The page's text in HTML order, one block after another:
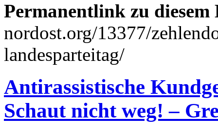
Permanentlink zu
nordost.org/13377/
landesparteitag/
Antirassistische
Schaut nicht weg! –